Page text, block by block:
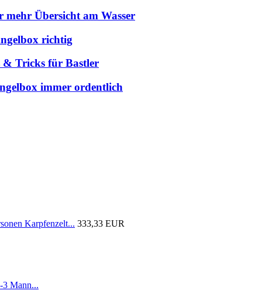
Übersicht am Wasser
richtig
& Tricks für Bastler
immer ordentlich
Karpfenzelt... 333,33 EUR
Mann...